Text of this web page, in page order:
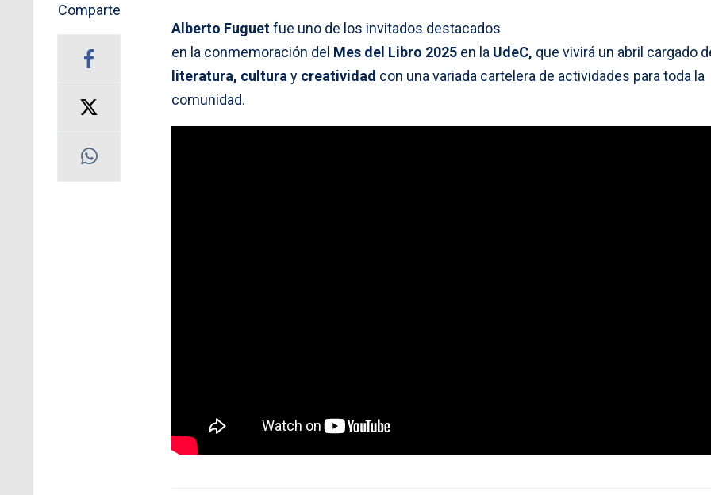
Comparte
Alberto Fuguetfue uno de los invitados destacados
en la conmemoración del Mes del Libro 2025 en la UdeC, que vivirá un abril cargado
literatura, cultura y creatividad con una variada cartelera de actividades para toda la
comunidad.